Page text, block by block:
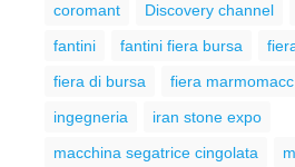
coromant
Discovery channel
fantini
fantini fiera bursa
fiera di bursa
fiera marmomacc
ingegneria
iran stone expo
macchina segatrice cingolata